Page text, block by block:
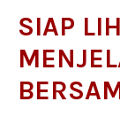
SIAP